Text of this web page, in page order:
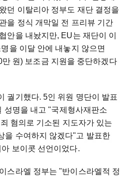
던 이탈리아 정부도 재단 결정을
을 정식 개막일 전 프리뷰 기간
안을 내놨지만, EU는 재단이 이
을 이달 안에 내놓지 않으면
원) 보조금 지원을 중단하겠다
궐기했다. 5인 위원 명단이 발표
성명을 내고 "국제형사재판소
혐의로 기소된 지도자가 있는
을 수여하지 않겠다"고 발표한
보이콧 선언이었다.
스라엘 정부는 "반이스라엘적 정